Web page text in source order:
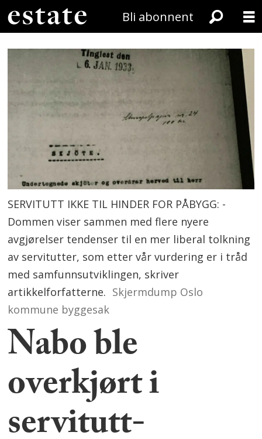
Bli abonnent
SERVITUTT IKKE TIL HINDER FOR PÅBYGG: -
Dommen viser sammen med flere nyere
avgjørelser tendenser til en mer liberal tolkning
av servitutter, som etter vår vurdering er i tråd
med samfunnsutviklingen, skriver
artikkelforfatterne. Skjermdump Oslo
kommune byggesak
Nabo ble
overkjørt i
servitutt-